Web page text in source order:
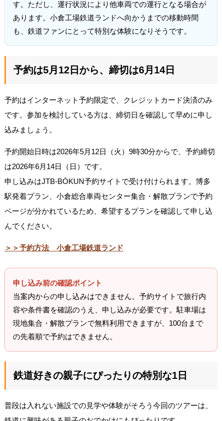
す。ただし、運行状況により他車両での運行となる場合が
あります。小倉工場鉄道ランドへ向かうまでの移動時間
も、鉄道ファンにとって特別な体験になりそうです。
予約は5月12日から、締切は6月14日
予約はインターネット予約限定で、クレジットカード決済のみ
です。参加を検討している方は、締切日を確認して早めに申し
込みましょう。
予約開始日時は2026年5月12日（火）9時30分からで、予約締切
は2026年6月14日（日）です。
申し込みはJTB-BÓKUN予約サイトで受け付けられます。博多
駅発着プラン、小倉総合車両センター集合・解散プランで予約
ページが分かれているため、希望するプランを確認して申し込
んでください。
＞＞予約方法 小倉工場鉄道ランド
申し込み前の確認ポイント
当案内からの申し込みはできません。予約サイトで旅行内
容や条件書を確認のうえ、申し込みが必要です。駐車場は
現地集合・解散プランで無料利用できますが、100台まで
の先着順で予約はできません。
鉄道好きの親子にぴったりの特別な1日
普段は入れない施設での見学や体験がそろう今回のツアーは、